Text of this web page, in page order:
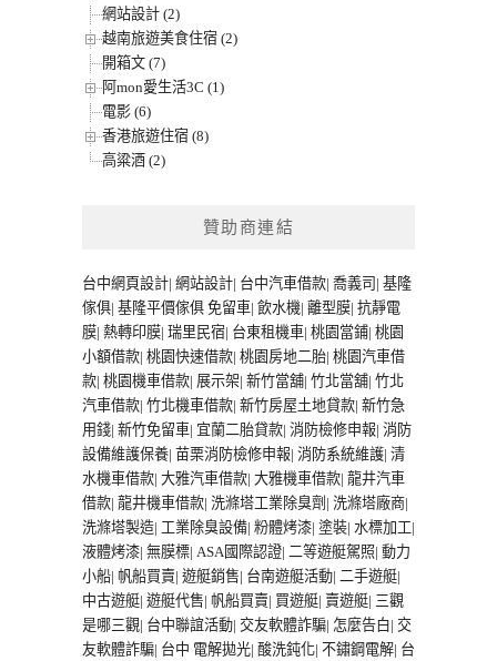
網站設計 (2)
越南旅遊美食住宿 (2)
開箱文 (7)
阿mon愛生活3C (1)
電影 (6)
香港旅遊住宿 (8)
高粱酒 (2)
贊助商連結
台中網頁設計| 網站設計| 台中汽車借款| 喬義司 | 基隆
傢俱| 基隆平價傢俱 免留車| 飲水機| 離型膜| 抗靜電
膜| 熱轉印膜| 瑞里民宿| 台東租機車| 桃園當鋪| 桃園
小額借款| 桃園快速借款| 桃園房地二胎| 桃園汽車借
款| 桃園機車借款| 展示架| 新竹當舖| 竹北當舖| 竹北
汽車借款| 竹北機車借款| 新竹房屋土地貸款| 新竹急
用錢| 新竹免留車| 宜蘭二胎貸款| 消防檢修申報| 消防
設備維護保養| 苗栗消防檢修申報| 消防系統維護| 清
水機車借款| 大雅汽車借款| 大雅機車借款| 龍井汽車
借款| 龍井機車借款| 洗滌塔工業除臭劑 | 洗滌塔廠商|
洗滌塔製造| 工業除臭設備| 粉體烤漆| 塗裝| 水標加工|
液體烤漆| 無膜標| ASA國際認證| 二等遊艇駕照| 動力
小船| 帆船買賣| 遊艇銷售| 台南遊艇活動| 二手遊艇|
中古遊艇| 遊艇代售| 帆船買賣| 買遊艇| 賣遊艇| 三觀
是哪三觀| 台中聯誼活動| 交友軟體詐騙| 怎麼告白| 交
友軟體詐騙| 台中 電解拋光| 酸洗鈍化| 不鏽鋼電解| 台